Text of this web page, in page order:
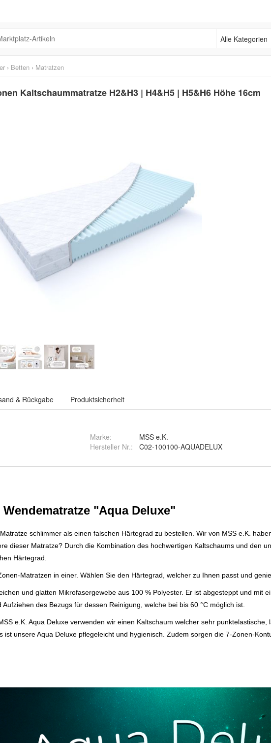
Alle Kategorien
› Betten › Matratzen
Kaltschaummatratze H2&H3 | H4&H5 | H5&H6 Höhe 16cm
& Rückgabe Produktsicherheit
Marke:
MSS e.K.
Hersteller Nr.:
C02-100100-AQUADELUX